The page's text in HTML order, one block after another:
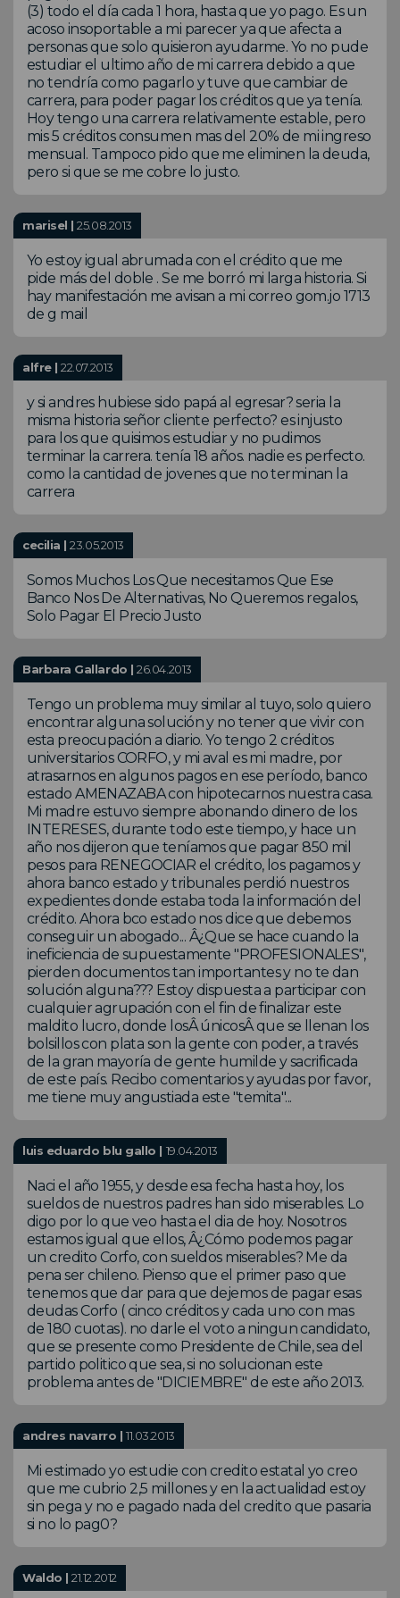
(3) todo el día cada 1 hora, hasta que yo pago. Es un
acoso insoportable a mi parecer ya que afecta a
personas que solo quisieron ayudarme. Yo no pude
estudiar el ultimo año de mi carrera debido a que
no tendría como pagarlo y tuve que cambiar de
carrera, para poder pagar los créditos que ya tenía.
Hoy tengo una carrera relativamente estable, pero
mis 5 créditos consumen mas del 20% de mi ingreso
mensual. Tampoco pido que me eliminen la deuda,
pero si que se me cobre lo justo.
marisel |25.08.2013
Yo estoy igual abrumada con el crédito que me
pide más del doble . Se me borró mi larga historia. Si
hay manifestación me avisan a mi correo gom.jo 1713
de g mail
alfre |22.07.2013
y si andres hubiese sido papá al egresar? seria la
misma historia señor cliente perfecto? es injusto
para los que quisimos estudiar y no pudimos
terminar la carrera. tenía 18 años. nadie es perfecto.
como la cantidad de jovenes que no terminan la
carrera
cecilia |23.05.2013
Somos Muchos Los Que necesitamos Que Ese
Banco Nos De Alternativas, No Queremos regalos,
Solo Pagar El Precio Justo
Barbara Gallardo |26.04.2013
Tengo un problema muy similar al tuyo, solo quiero
encontrar alguna solución y no tener que vivir con
esta preocupación a diario. Yo tengo 2 créditos
universitarios CORFO, y mi aval es mi madre, por
atrasarnos en algunos pagos en ese período, banco
estado AMENAZABA con hipotecarnos nuestra casa.
Mi madre estuvo siempre abonando dinero de los
INTERESES, durante todo este tiempo, y hace un
año nos dijeron que teníamos que pagar 850 mil
pesos para RENEGOCIAR el crédito, los pagamos y
ahora banco estado y tribunales perdió nuestros
expedientes donde estaba toda la información del
crédito. Ahora bco estado nos dice que debemos
conseguir un abogado... Â¿Que se hace cuando la
ineficiencia de supuestamente "PROFESIONALES",
pierden documentos tan importantes y no te dan
solución alguna??? Estoy dispuesta a participar con
cualquier agrupación con el fin de finalizar este
maldito lucro, donde losÂ únicosÂ que se llenan los
bolsillos con plata son la gente con poder, a través
de la gran mayoría de gente humilde y sacrificada
de este país. Recibo comentarios y ayudas por favor,
me tiene muy angustiada este "temita"...
luis eduardo blu gallo | 19.04.2013
Naci el año 1955, y desde esa fecha hasta hoy, los
sueldos de nuestros padres han sido miserables. Lo
digo por lo que veo hasta el dia de hoy. Nosotros
estamos igual que ellos, Â¿Cómo podemos pagar
un credito Corfo, con sueldos miserables? Me da
pena ser chileno. Pienso que el primer paso que
tenemos que dar para que dejemos de pagar esas
deudas Corfo ( cinco créditos y cada uno con mas
de 180 cuotas). no darle el voto a ningun candidato,
que se presente como Presidente de Chile, sea del
partido politico que sea, si no solucionan este
problema antes de "DICIEMBRE" de este año 2013.
andres navarro |11.03.2013
Mi estimado yo estudie con credito estatal yo creo
que me cubrio 2,5 millones y en la actualidad estoy
sin pega y no e pagado nada del credito que pasaria
si no lo pag0?
Waldo |21.12.2012